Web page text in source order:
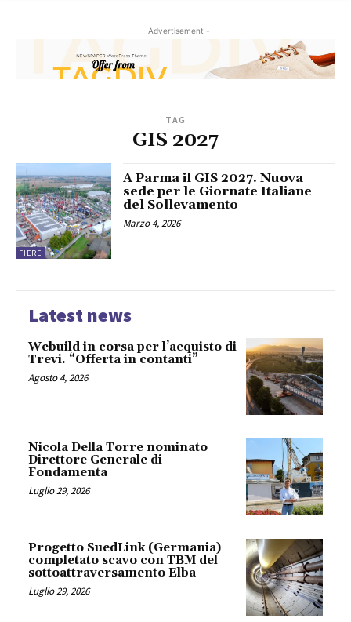
- Advertisement -
TAG
GIS 2027
FIERE
A Parma il GIS 2027. Nuova
sede per le Giornate Italiane
del Sollevamento
Marzo 4, 2026
Latest news
Webuild in corsa per l’acquisto di
Trevi. “Offerta in contanti”
Agosto 4, 2026
Nicola Della Torre nominato
Direttore Generale di
Fondamenta
Luglio 29, 2026
Progetto SuedLink (Germania)
completato scavo con TBM del
sottoattraversamento Elba
Luglio 29, 2026